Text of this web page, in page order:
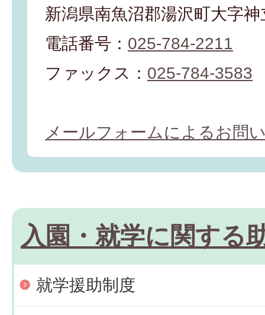
新潟県南魚沼郡湯沢町大字
電話番号： 025-784-2211
ファックス： 025-784-3583
メールフォームによるお問
入園・就学に関する
就学援助制度